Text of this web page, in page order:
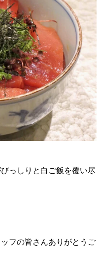
っしりと白ご飯を覆い尽
フの皆さんありがとうご